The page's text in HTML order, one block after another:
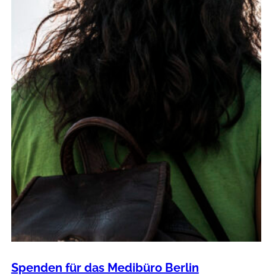
Spenden für das Medibüro Berlin